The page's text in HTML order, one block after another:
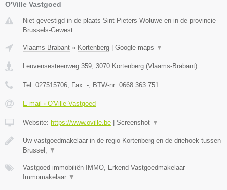
O'Ville Vastgoed
Niet gevestigd in de plaats Sint Pieters Woluwe en in de provincie
Brussels-Gewest.
Vlaams-Brabant » Kortenberg Google maps ▼
Leuvensesteenweg 359, 3070 Kortenberg (Vlaams-Brabant)
Tel: 027515706, Fax: -, BTW-nr: 0668.363.751
E-mail › O'Ville Vastgoed
Website: https://www.oville.be Screenshot ▼
Uw vastgoedmakelaar in de regio Kortenberg en de driehoek tussen
Brussel, ▼
Vastgoed immobiliën IMMO, Erkend Vastgoedmakelaar
Immomakelaar ▼